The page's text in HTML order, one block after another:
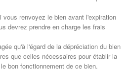
renvoyez le bien avant l'expiration
devrez prendre en charge les frais
qu'à l'égard de la dépréciation du bien
que celles nécessaires pour établir la
bon fonctionnement de ce bien.